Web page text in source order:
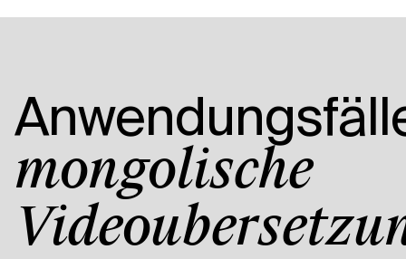
mongolische